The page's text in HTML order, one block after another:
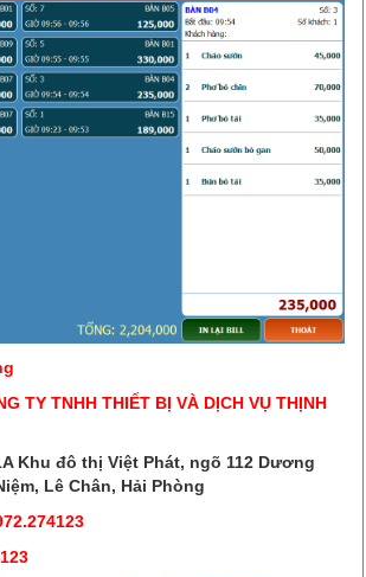
TY TNHH THIẾT BỊ VÀ DỊCH VỤ THỊNH
Khu đô thị Việt Phát, ngõ 112 Dương
Lê Chân, Hải Phòng